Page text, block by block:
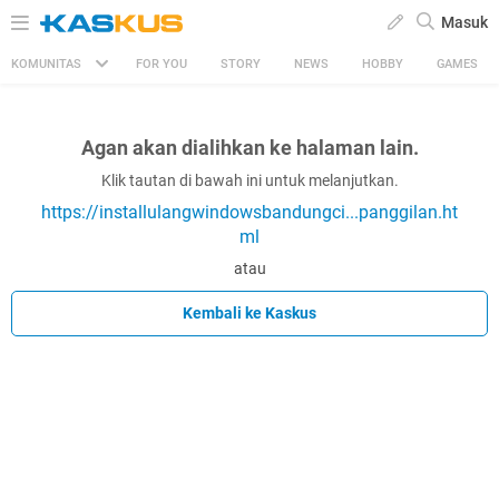
Masuk
KOMUNITAS FOR YOU STORY NEWS HOBBY GAMES
Agan akan dialihkan ke halaman lain.
Klik tautan di bawah ini untuk melanjutkan.
https://installulangwindowsbandungci...panggilan.ht
ml
atau
Kembali ke Kaskus